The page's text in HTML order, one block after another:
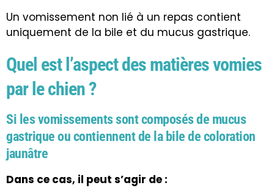
Un vomissement non lié à un repas contient
uniquement de la bile et du mucus gastrique.
Quel est l’aspect des matières vomies
par le chien ?
Si les vomissements sont composés de mucus
gastrique ou contiennent de la bile de coloration
jaunâtre
Dans ce cas, il peut s’agir de :